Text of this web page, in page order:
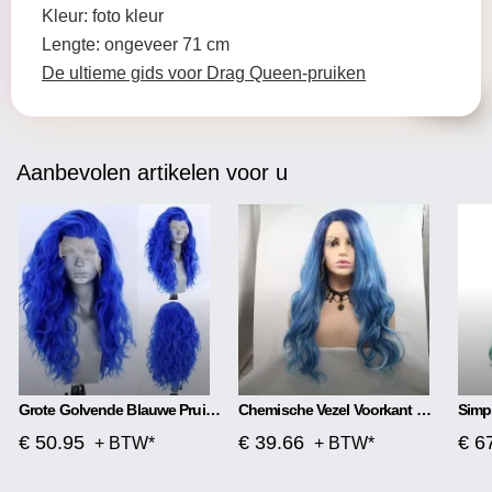
Kleur: foto kleur
Lengte: ongeveer 71 cm
De ultieme gids voor Drag Queen-pruiken
Aanbevolen artikelen voor u
Grote Golvende Blauwe Pruik Met Front Lace
€ 50.95 + BTW*
Chemische Vezel Voorkant Met Middenscheiding, Mat Lang Krullend Haar
€ 39.66 + BTW* €